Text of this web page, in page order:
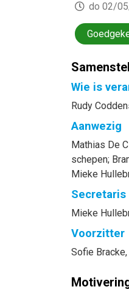
do 02/
Wie is
Rudy
Aanwezig
Mathias De
schepen;
Mieke
Secretaris
Mieke
Voorzitter
Sofie Bracke